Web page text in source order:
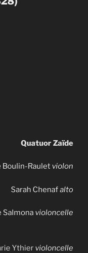
Quatuor Zaïde
Boulin-Raulet violon
Sarah Chenafalto
Salmona violoncelle
Ythier violoncelle